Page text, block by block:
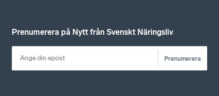
Prenumerera på Nytt från Svenskt Näringsliv
Prenumerera